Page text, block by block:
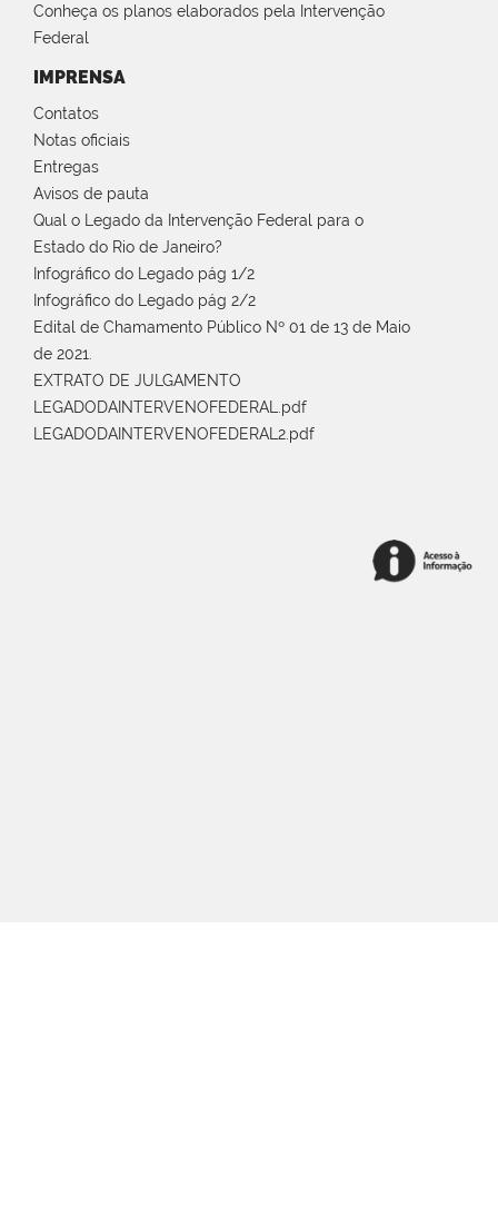
Conheça os planos elaborados pela Intervenção
Federal
IMPRENSA
Contatos
Notas oficiais
Entregas
Avisos de pauta
Qual o Legado da Intervenção Federal para o
Estado do Rio de Janeiro?
Infográfico do Legado pág 1/2
Infográfico do Legado pág 2/2
Edital de Chamamento Público Nº 01 de 13 de Maio
de 2021.
EXTRATO DE JULGAMENTO
LEGADODAINTERVENOFEDERAL.pdf
LEGADODAINTERVENOFEDERAL2.pdf